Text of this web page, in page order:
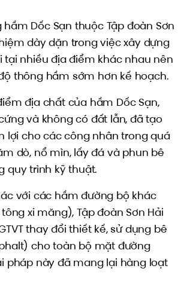
Dốc Sạn thuộc Tập đoàn Sơn
dày dặn trong việc xây dựng
tại nhiều địa điểm khác nhau nên
thông hầm sớm hơn kế hoạch.
địa chất của hầm Dốc Sạn,
và không có đất lẫn, đã tạo
lợi cho các công nhân trong quá
dò, nổ mìn, lấy đá và phun bê
quy trình kỹ thuật.
với các hầm đường bộ khác
xi măng), Tập đoàn Sơn Hải
thay đổi thiết kế, sử dụng bê
cho toàn bộ mặt đường
pháp này đã mang lại hàng loạt